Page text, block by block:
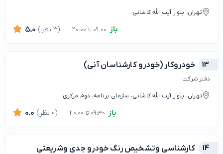
تهران، بلوار آیت الله کاشانی
باز 5.0 (3 نظر)
13 خودروکار (خودرو کارشناسان آنی)
دفتر شرکت
تهران، بلوار آیت الله کاشانی، سازمان برنامه، دوم مرکزی
باز 0.0 (0 نظر)
14 کارشناسی وتشخیص رنگ خودرو جدی وشریعتی